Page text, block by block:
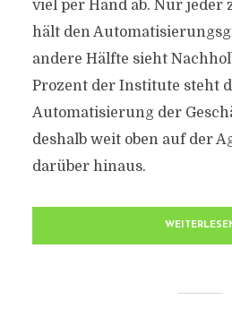
viel per Hand ab. Nur jeder
hält den
andere Hälfte sieht
Prozent der Institute steht
Automatisierung der
deshalb weit oben auf der
darüber hinaus.